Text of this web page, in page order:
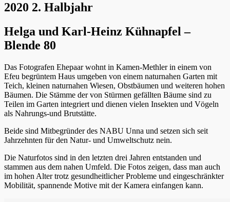
2020 2. Halbjahr
Helga und Karl-Heinz Kühnapfel –
Blende 80
Das Fotografen Ehepaar wohnt in Kamen-Methler in einem von
Efeu begrüntem Haus umgeben von einem naturnahen Garten mit
Teich, kleinen naturnahen Wiesen, Obstbäumen und weiteren hohen
Bäumen. Die Stämme der von Stürmen gefällten Bäume sind zu
Teilen im Garten integriert und dienen vielen Insekten und Vögeln
als Nahrungs-und Brutstätte.
Beide sind Mitbegründer des NABU Unna und setzen sich seit
Jahrzehnten für den Natur- und Umweltschutz nein.
Die Naturfotos sind in den letzten drei Jahren entstanden und
stammen aus dem nahen Umfeld. Die Fotos zeigen, dass man auch
im hohen Alter trotz gesundheitlicher Probleme und eingeschränkter
Mobilität, spannende Motive mit der Kamera einfangen kann.